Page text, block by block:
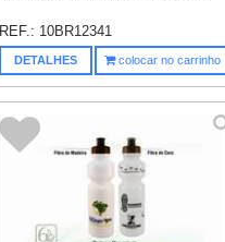
REF.: 10BR12341
DETALHES colocar no carrinho